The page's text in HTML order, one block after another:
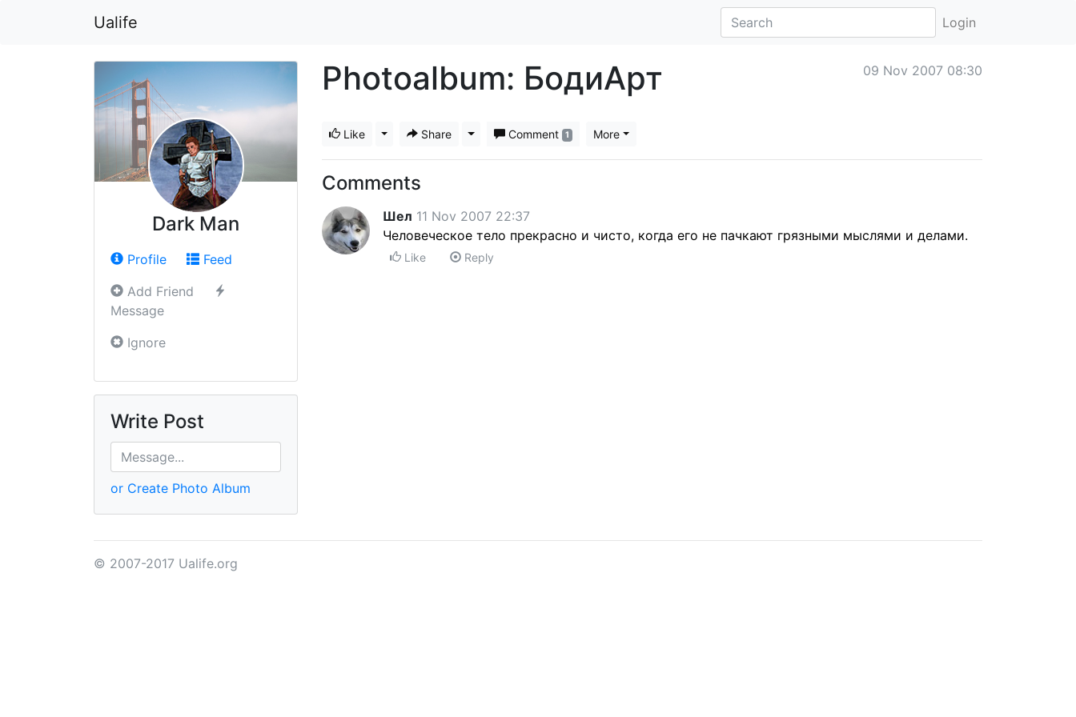
Ualife Login
Dark Man
Profile
Feed
Add Friend
Message
Ignore
Write Post
or Create Photo Album
09 Nov 2007 08:30
Photoalbum: БодиАрт
Like Toggle Dropdown
Share Toggle Dropdown
Comment 1 More
Comments
Шел 11 Nov 2007 22:37
Человеческое тело прекрасно и чисто, когда его не пачкают грязными мыслями и делами.
Like Reply
© 2007-2017 Ualife.org